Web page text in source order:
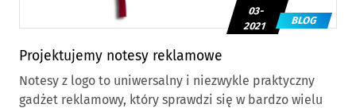
Projektujemy notesy reklamowe
03-
2021
BLOG
Notesy z logo to uniwersalny i niezwykle praktyczny
gadżet reklamowy, który sprawdzi się w bardzo wielu